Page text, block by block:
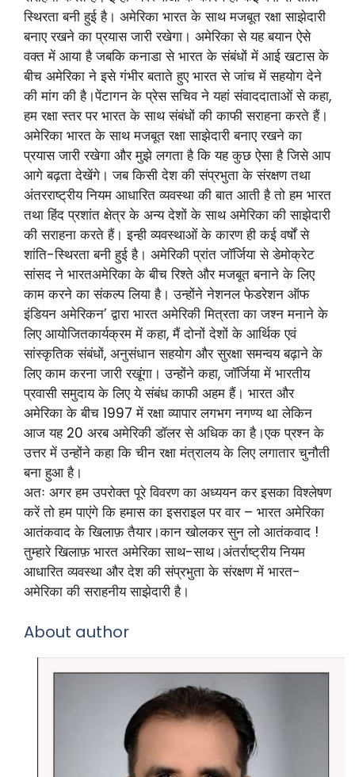
स्थिरता बनी हुई है। अमेरिका भारत के साथ मजबूत रक्षा साझेदारी
बनाए रखने का प्रयास जारी रखेगा। अमेरिका से यह बयान ऐसे
वक्त में आया है जबकि कनाडा से भारत के संबंधों में आई खटास के
बीच अमेरिका ने इसे गंभीर बताते हुए भारत से जांच में सहयोग देने
की मांग की है।पेंटागन के प्रेस सचिव ने यहां संवाददाताओं से कहा,
हम रक्षा स्तर पर भारत के साथ संबंधों की काफी सराहना करते हैं।
अमेरिका भारत के साथ मजबूत रक्षा साझेदारी बनाए रखने का
प्रयास जारी रखेगा और मुझे लगता है कि यह कुछ ऐसा है जिसे आप
आगे बढ़ता देखेंगे। जब किसी देश की संप्रभुता के संरक्षण तथा
अंतरराष्ट्रीय नियम आधारित व्यवस्था की बात आती है तो हम भारत
तथा हिंद प्रशांत क्षेत्र के अन्य देशों के साथ अमेरिका की साझेदारी
की सराहना करते हैं। इन्ही व्यवस्थाओं के कारण ही कई वर्षों से
शांति-स्थिरता बनी हुई है। अमेरिकी प्रांत जॉर्जिया से डेमोक्रेट
सांसद ने भारतअमेरिका के बीच रिश्ते और मजबूत बनाने के लिए
काम करने का संकल्प लिया है। उन्होंने नेशनल फेडरेशन ऑफ
इंडियन अमेरिकन’ द्वारा भारत अमेरिकी मित्रता का जश्न मनाने के
लिए आयोजितकार्यक्रम में कहा, मैं दोनों देशों के आर्थिक एवं
सांस्कृतिक संबंधों, अनुसंधान सहयोग और सुरक्षा समन्वय बढ़ाने के
लिए काम करना जारी रखूंगा। उन्होंने कहा, जॉर्जिया में भारतीय
प्रवासी समुदाय के लिए ये संबंध काफी अहम हैं। भारत और
अमेरिका के बीच 1997 में रक्षा व्यापार लगभग नगण्य था लेकिन
आज यह 20 अरब अमेरिकी डॉलर से अधिक का है।एक प्रश्न के
उत्तर में उन्होंने कहा कि चीन रक्षा मंत्रालय के लिए लगातार चुनौती
बना हुआ है।
अतः अगर हम उपरोक्त पूरे विवरण का अध्ययन कर इसका विश्लेषण
करें तो हम पाएंगे कि हमास का इसराइल पर वार – भारत अमेरिका
आतंकवाद के खिलाफ़ तैयार।कान खोलकर सुन लो आतंकवाद !
तुम्हारे खिलाफ़ भारत अमेरिका साथ-साथ।अंतर्राष्ट्रीय नियम
आधारित व्यवस्था और देश की संप्रभुता के संरक्षण में भारत-
अमेरिका की सराहनीय साझेदारी है।
About author